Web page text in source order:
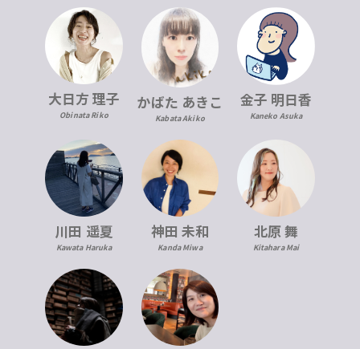
大日方 理子
Obinata Riko
かばた あきこ
Kabata Akiko
金子 明日香
Kaneko Asuka
川田 遥夏
Kawata Haruka
神田 未和
Kanda Miwa
北原 舞
Kitahara Mai